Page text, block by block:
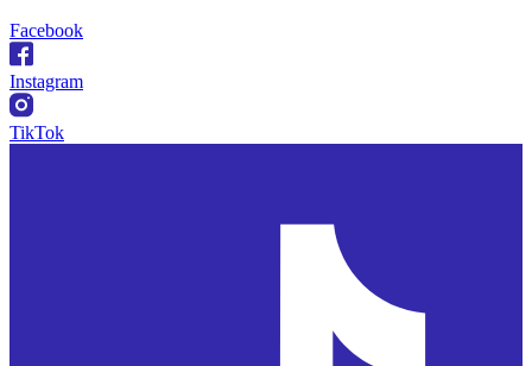
Facebook
Instagram
TikTok